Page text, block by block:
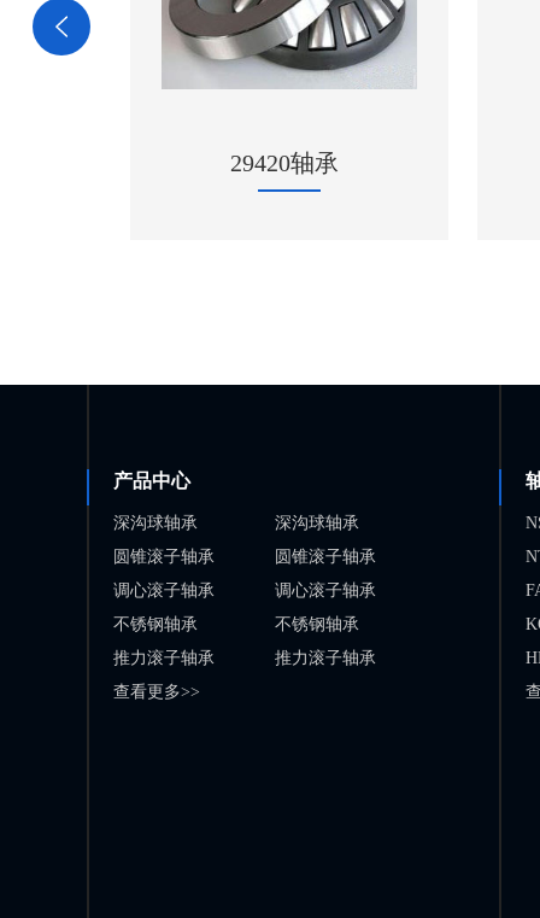
29420轴承
产品中心
深沟球轴承
圆锥滚子轴承
调心滚子轴承
不锈钢轴承
推力滚子轴承
查看更多>>
深沟球轴承
圆锥滚子轴承
调心滚子轴承
不锈钢轴承
推力滚子轴承